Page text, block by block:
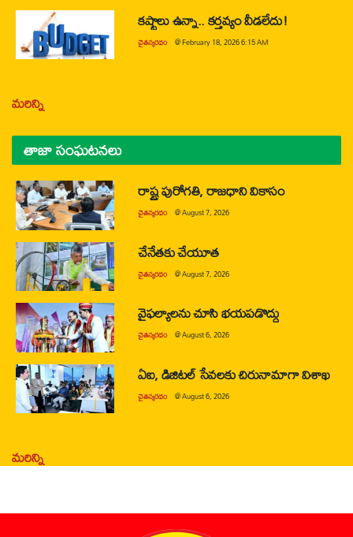
కష్టాలు ఉన్నా.. కర్తవ్యం వీడలేదు!
చైతన్యరధం @February 18, 2026 6:15 AM
మరిన్ని
తాజా సంఘటనలు
రాష్ట్ర పురోగతి, రాజధాని వికాసం
చైతన్యరధం @August 7, 2026
చేనేతకు చేయూత
చైతన్యరధం @August 7, 2026
వైఫల్యాలను చూసి భయపడొద్దు
చైతన్యరధం @August 6, 2026
ఏఐ, డిజిటల్ సేవలకు చిరునామాగా విశాఖ
చైతన్యరధం @August 6, 2026
మరిన్ని